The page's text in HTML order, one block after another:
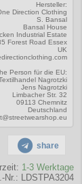
Hersteller:
Direction Clothing
S. Bansal
Bansal House
Industrial Estate
Forest Road Essex
UK
Person für die EU:
Nagrotzki
Jens Nagrotzki
Limbacher Str. 32
09113 Chemnitz
Deutschland
share
1-3 Werktage
Nr.: LDSTPA3204